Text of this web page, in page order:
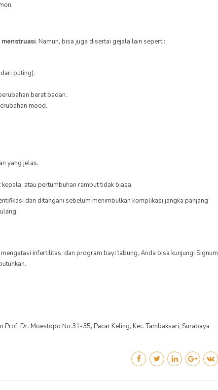
. Namun, bisa juga disertai gejala lain seperti:
puting).
berat badan.
mood.
yang jelas.
atau pertumbuhan rambut tidak biasa.
dan ditangani sebelum menimbulkan komplikasi jangka panjang
infertilitas, dan program bayi tabung, Anda bisa kunjungi Signum
Dr. Moestopo No.31-35, Pacar Keling, Kec. Tambaksari, Surabaya